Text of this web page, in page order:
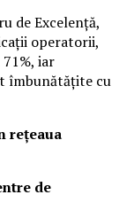
de Excelență,
operatorii,
iar
îmbunătățite cu
rețeaua
de